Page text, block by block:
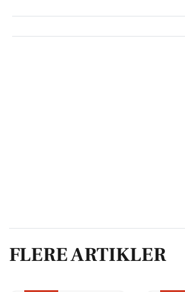
FLERE ARTIKLER